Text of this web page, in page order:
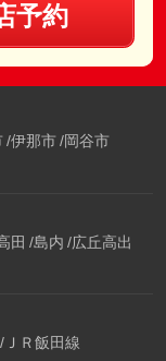
予約
伊那市 岡谷市
田 島内 広丘高出
ＪＲ飯田線